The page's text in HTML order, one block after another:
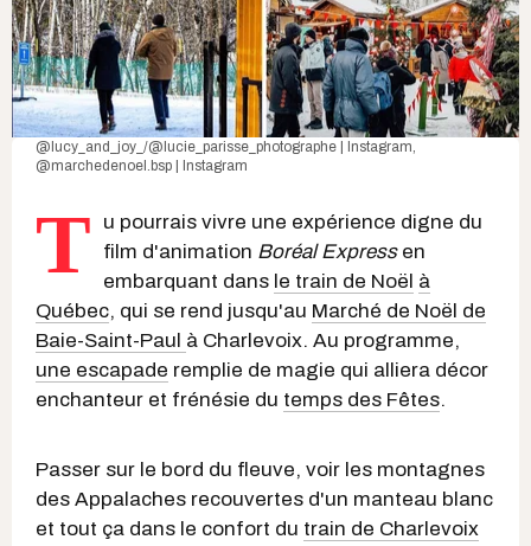
@lucy_and_joy_/@lucie_parisse_photographe | Instagram,
@marchedenoel.bsp | Instagram
T
u pourrais vivre une expérience digne du
film d'animation Boréal Express en
embarquant dans le train de Noël à
Québec, qui se rend jusqu'au Marché de Noël de
Baie-Saint-Paul à Charlevoix. Au programme,
une escapade remplie de magie qui alliera décor
enchanteur et frénésie du temps des Fêtes.
Passer sur le bord du fleuve, voir les montagnes
des Appalaches recouvertes d'un manteau blanc
et tout ça dans le confort du train de Charlevoix